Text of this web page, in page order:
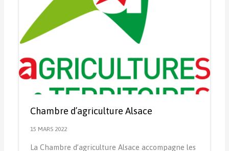
Chambre d’agriculture Alsace
15 MARS 2022
La Chambre d’agriculture Alsace accompagne les